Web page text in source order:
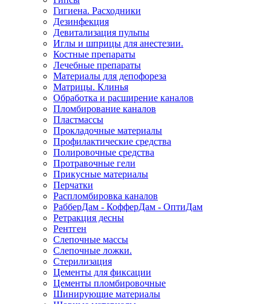
Гигиена. Расходники
Дезинфекция
Девитализация пульпы
Иглы и шприцы для анестезии.
Костные препараты
Лечебные препараты
Материалы для депофореза
Матрицы. Клинья
Обработка и расширение каналов
Пломбирование каналов
Пластмассы
Прокладочные материалы
Профилактические средства
Полировочные средства
Протравочные гели
Прикусные материалы
Перчатки
Распломбировка каналов
РабберДам - КофферДам - ОптиДам
Ретракция десны
Рентген
Слепочные массы
Слепочные ложки.
Стерилизация
Цементы для фиксации
Цементы пломбировочные
Шинирующие материалы